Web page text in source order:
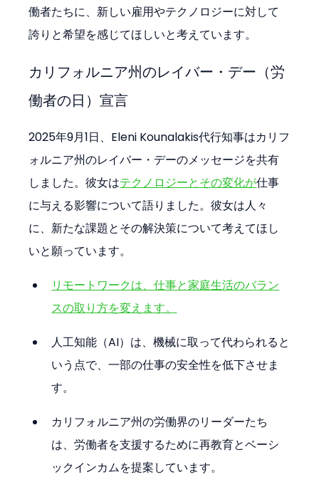
働者たちに、新しい雇用やテクノロジーに対して
誇りと希望を感じてほしいと考えています。
カリフォルニア州のレイバー・デー（労
働者の日）宣言
2025年9月1日、Eleni Kounalakis代行知事はカリフ
ォルニア州のレイバー・デーのメッセージを共有
しました。彼女はテクノロジーとその変化が仕事
に与える影響について語りました。彼女は人々
に、新たな課題とその解決策について考えてほし
いと願っています。
リモートワークは、仕事と家庭生活のバラン
スの取り方を変えます。
人工知能（AI）は、機械に取って代わられると
いう点で、一部の仕事の安全性を低下させま
す。
カリフォルニア州の労働界のリーダーたち
は、労働者を支援するために再教育とベーシ
ックインカムを提案しています。